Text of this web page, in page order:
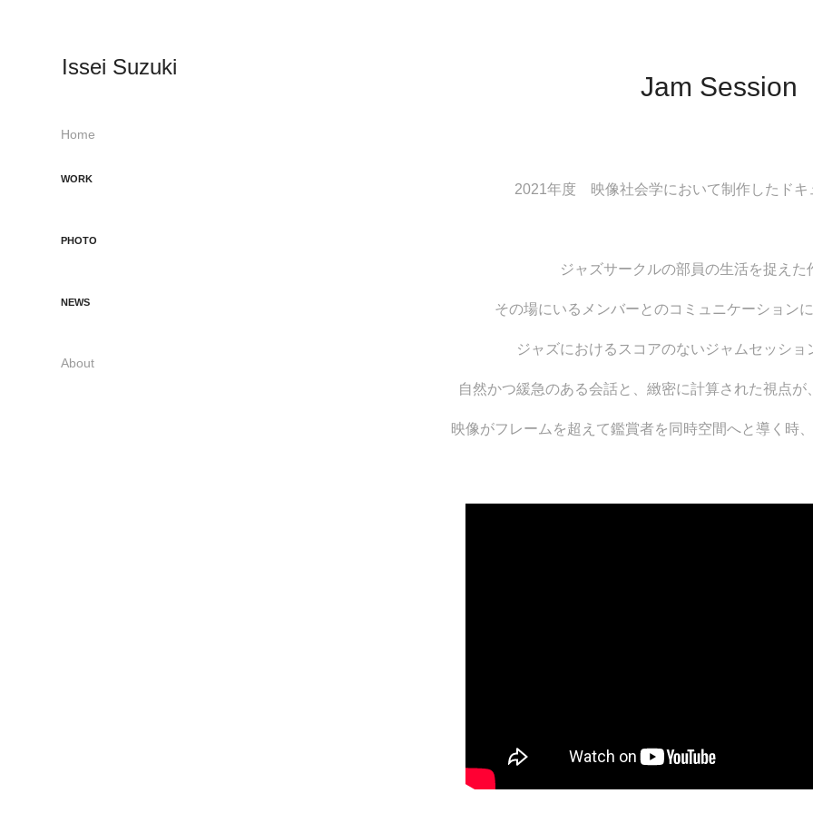
Issei Suzuki
Home
WORK
PHOTO
NEWS
About
Jam Session
2021年度 映像社会学において制作したドキ
ジャズサークルの部員の生活を捉えた
その場にいるメンバーとのコミュニケーション
ジャズにおけるスコアのないジャムセッショ
自然かつ緩急のある会話と、緻密に計算された視点が
映像がフレームを超えて鑑賞者を同時空間へと導く時